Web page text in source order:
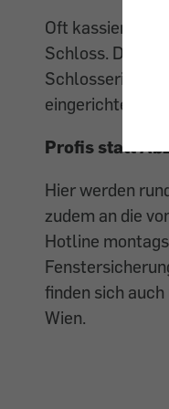
Oft kassieren
Schloss. Daher
eingerichtet.
Profis statt
Hier werden
zudem an die
Hotline
finden sich
Wien.